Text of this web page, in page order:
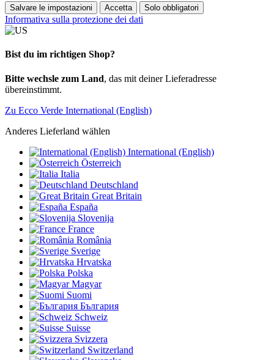
Salvare le impostazioni Accetta Solo obbligatori
Informativa sulla protezione dei dati
Bist du im richtigen Shop?
Bitte wechsle zum Land, das mit deiner Lieferadresse
übereinstimmt.
Zu Ecco Verde International (English)
Anderes Lieferland wählen
International (English)
Österreich
Italia
Deutschland
Great Britain
España
Slovenija
France
România
Sverige
Hrvatska
Polska
Magyar
Suomi
България
Schweiz
Suisse
Svizzera
Switzerland